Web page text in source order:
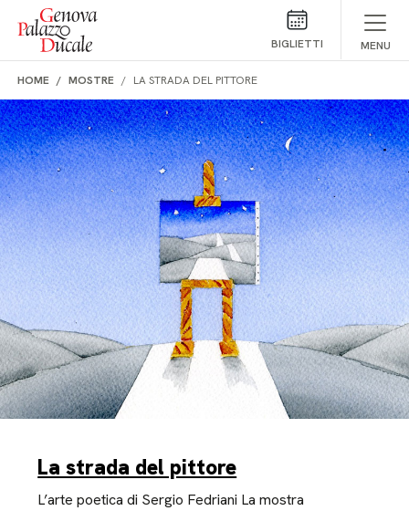
Salta al contenuto
BIGLIETTI MENU
HOME MOSTRE LA STRADA DEL PITTORE
La strada del pittore
L’arte poetica di Sergio Fedriani La mostra